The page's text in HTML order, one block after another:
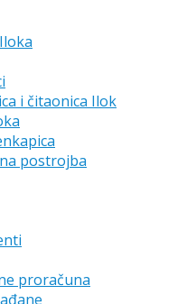
i čitaonica Ilok
postrojba
proračuna